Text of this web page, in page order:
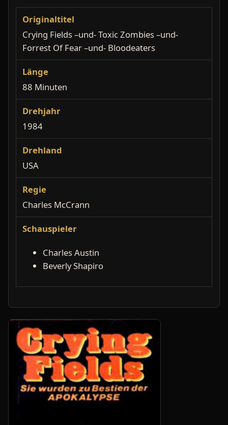
Originaltitel
Crying Fields –und- Toxic Zombies –und-
Forrest Of Fear –und- Bloodeaters
Länge
88 Minuten
Drehjahr
1984
Drehland
USA
Regie
Charles McCrann
Schauspieler
Charles Austin
Beverly Shapiro